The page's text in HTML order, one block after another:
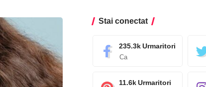
Stai conectat
235.3k Urmaritori
Ca
11.6k Urmaritori